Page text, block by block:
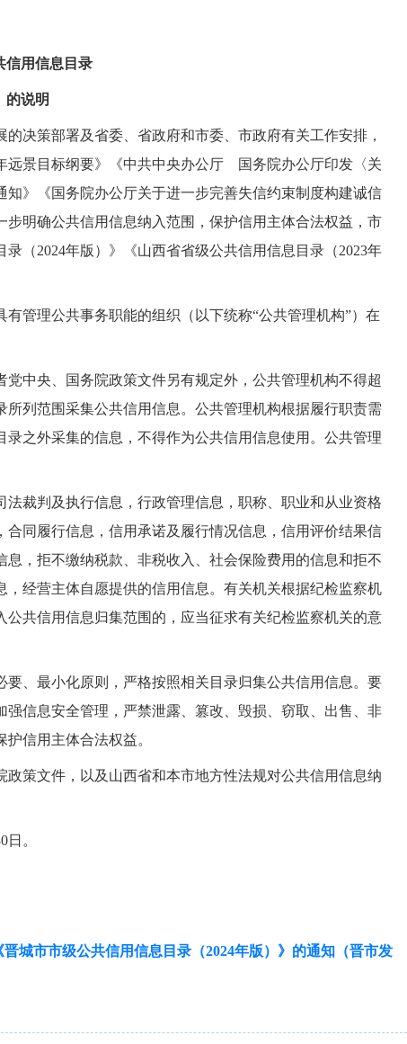
信用信息目录
的说明
决策部署及省委、省政府和市委、市政府有关工作安排，
远景目标纲要》《中共中央办公厅 国务院办公厅印发〈关
》《国务院办公厅关于进一步完善失信约束制度构建诚信
明确公共信用信息纳入范围，保护信用主体合法权益，市
（2024年版）》《山西省省级公共信用信息目录（2023年
管理公共事务职能的组织（以下统称“公共管理机构”）在
中央、国务院政策文件另有规定外，公共管理机构不得超
列范围采集公共信用信息。公共管理机构根据履行职责需
之外采集的信息，不得作为公共信用信息使用。公共管理
裁判及执行信息，行政管理信息，职称、职业和从业资格
同履行信息，信用承诺及履行情况信息，信用评价结果信
，拒不缴纳税款、非税收入、社会保险费用的信息和拒不
经营主体自愿提供的信用信息。有关机关根据纪检监察机
共信用信息归集范围的，应当征求有关纪检监察机关的意
、最小化原则，严格按照相关目录归集公共信用信息。要
信息安全管理，严禁泄露、篡改、毁损、窃取、出售、非
信用主体合法权益。
策文件，以及山西省和本市地方性法规对公共信用信息纳
。
城市市级公共信用信息目录（2024年版）》的通知（晋市发